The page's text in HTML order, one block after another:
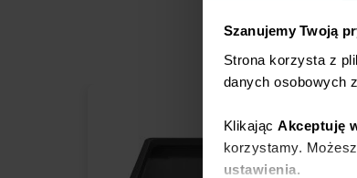
Szanujemy Twoją
Strona korzysta z
danych osobowych
Klikając Akceptuję
korzystamy.
ustawienia.